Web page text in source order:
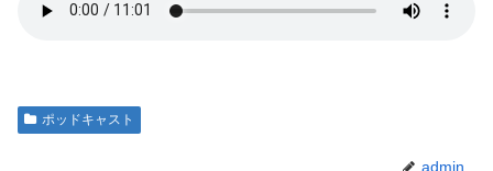
ポッドキャスト
admin